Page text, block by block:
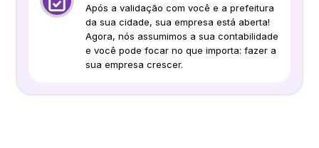
Após a validação com você e a prefeitura
da sua cidade, sua empresa está aberta!
Agora, nós assumimos a sua contabilidade
e você pode focar no que importa: fazer a
sua empresa crescer.